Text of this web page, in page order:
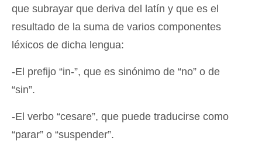
que subrayar que deriva del latín y que es el
resultado de la suma de varios componentes
léxicos de dicha lengua:
-El prefijo “in-”, que es sinónimo de “no” o de
“sin”.
-El verbo “cesare”, que puede traducirse como
“parar” o “suspender”.